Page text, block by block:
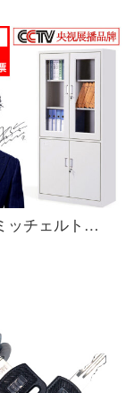
オペルミッチェルトオフィスキャビネット鋼製のブリーフィングキャビネットの資料棚のアーカイブキャビネット。